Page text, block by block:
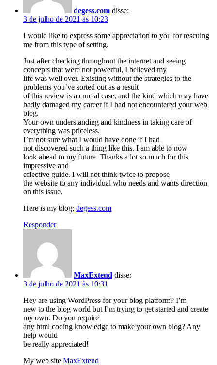
degess.com disse:
3 de julho de 2021 às 10:23
I would like to express some appreciation to you for rescuing
me from this type of setting.
Just after checking throughout the internet and seeing
concepts that were not powerful, I believed my
life was well over. Existing without the strategies to the
problems you’ve sorted out as a result
of this review is a crucial case, and the kind which may have
badly damaged my career if I had not encountered your web
blog.
Your own understanding and kindness in taking care of
everything was priceless.
I’m not sure what I would have done if I had
not discovered such a thing like this. I am able to now
look ahead to my future. Thanks a lot so much for this
impressive and
effective guide. I will not think twice to propose
the website to any individual who needs and wants direction
on this issue.
Here is my blog; degess.com
Responder
MaxExtend disse:
3 de julho de 2021 às 10:31
Hey are using WordPress for your blog platform? I’m
new to the blog world but I’m trying to get started and create
my own. Do you require
any html coding knowledge to make your own blog? Any
help would
be really appreciated!
My web site MaxExtend